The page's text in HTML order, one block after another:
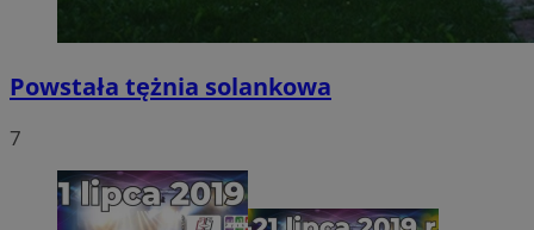
Powstała tężnia solankowa
7